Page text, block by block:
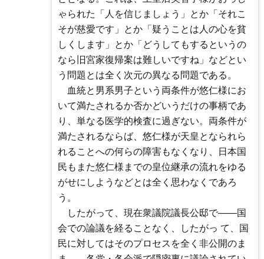
ゃられた「人を信じましょう」とか「それこ
そが慈愛です」とか「疑うことは人の心を貧
しくします」とか「どうしてもするというの
なら旧宮家復帰案は難しいですね」などとい
う問題とは全く次元の異なる問題である。
血統と男系男子という両条件が悠仁様にお
いて満たされるか否かどいうだけの事柄であ
り、単なる医学的検査に過ぎない。両条件が
満たされるならば、悠仁様が天皇となられら
れることへの何らの障害もなくなり、日本国
民もまた悠仁様までの皇位継承の流れをゆる
がせにしようなどとは全く思わなくであろ
う。
したがって、現在衆議院議長公邸で――国
会での論議を経ることなく、したがっ て、国
民に対してはそのプロセスを全く非公開のま